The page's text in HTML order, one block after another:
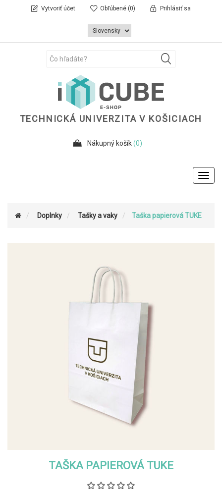
Vytvoriť účet Obľúbené (0) Prihlásiť sa
TECHNICKÁ UNIVERZITA V KOŠICIACH
Nákupný košík(0)
Doplnky Tašky a vaky Taška papierová TUKE
TAŠKA PAPIEROVÁ TUKE